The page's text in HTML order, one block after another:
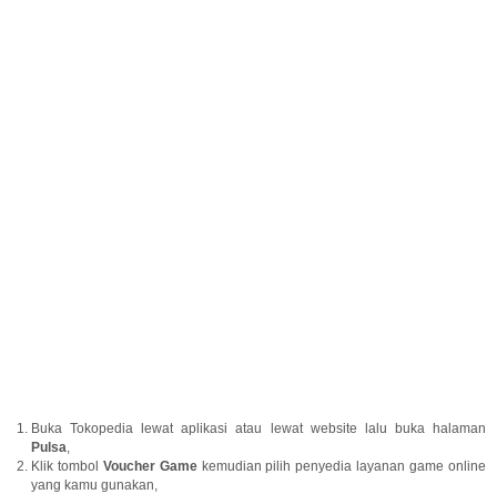
Buka Tokopedia lewat aplikasi atau lewat website lalu buka halaman
Pulsa
Klik tombol Voucher Game kemudian pilih penyedia layanan game online
yang kamu gunakan,